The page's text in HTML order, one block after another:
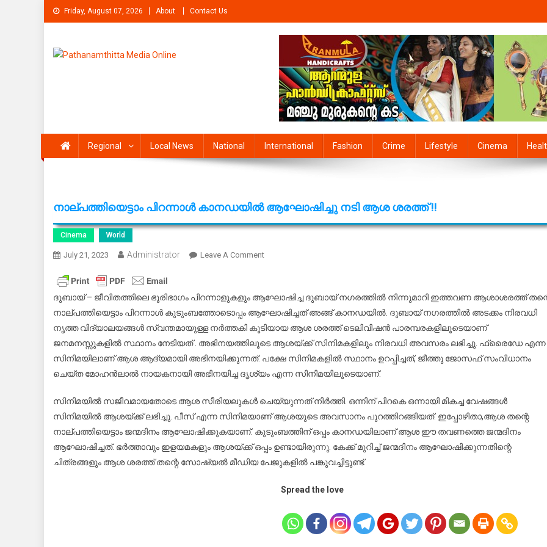
Skip
to
Friday, August 07, 2026 About Contact Us
Pathanamthitta Media Online
Regional Local News National International Fashion Crime Lifestyle Cinema
നാല്പത്തിയെട്ടാം പിറന്നാൾ കാനഡയിൽ ആഘോഷിച്ചു നടി ആശ ശരത്ത് !!
Cinema World
July 21, 2023 Administrator Leave A CommentOn
കാനഡയിൽ
ആഘോഷിച്ചു
നടി
ദുബായ് – ജീവിതത്തിലെ ഭൂരിഭാഗം പിറന്നാളുകളും ആഘോഷിച്ച ദുബായ് നഗരത്തിൽ നിന്നുമാറി ഇത്തവണ ആശാശരത്ത്
നാല്പത്തിയെട്ടാം പിറന്നാൾ കുടുംബത്തോടൊപ്പം ആഘോഷിച്ചത് അങ്ങ് കാനഡയിൽ. ദുബായ് നഗരത്തിൽ അടക്കം നിരവധി
നൃത്ത വിദ്യാലയങ്ങൾ സ്വന്തമായുള്ള നർത്തകി കൂടിയായ ആശ ശരത്ത് ടെലിവിഷൻ പാരമ്പരകളിലൂടെയാണ്
ജനമനസ്സുകളിൽ സ്ഥാനം നേടിയത് . അഭിനയത്തിലൂടെ ആശയ്ക്ക് സിനിമകളിലും നിരവധി അവസരം ലഭിച്ചു. ഫ്രൈഡേ എന്ന
സിനിമയിലാണ് ആശ ആദ്യമായി അഭിനയിക്കുന്നത്. പക്ഷേ സിനിമകളിൽ സ്ഥാനം ഉറപ്പിച്ചത്, ജീത്തു ജോസഫ് സംവിധാനം
ചെയ്ത മോഹൻലാൽ നായകനായി അഭിനയിച്ച ദൃശ്യം എന്ന സിനിമയിലൂടെയാണ്.
സിനിമയിൽ സജീവമായതോടെ ആശ സീരിയലുകൾ ചെയ്യുന്നത് നിർത്തി. ഒന്നിന് പിറകെ ഒന്നായി മികച്ച വേഷങ്ങൾ
സിനിമയിൽ ആശയ്ക്ക് ലഭിച്ചു. പീസ് എന്ന സിനിമയാണ് ആശയുടെ അവസാനം പുറത്തിറങ്ങിയത്. ഇപ്പോഴിതാ,ആശ തന്റെ
നാല്പത്തിയെട്ടാം ജന്മദിനം ആഘോഷിക്കുകയാണ്. കുടുംബത്തിന് ഒപ്പം കാനഡയിലാണ് ആശ ഈ തവണത്തെ ജന്മദിനം
ആഘോഷിച്ചത്. ഭർത്താവും ഇളയമകളും ആശയ്ക്ക് ഒപ്പം ഉണ്ടായിരുന്നു. കേക്ക് മുറിച്ച് ജന്മദിനം ആഘോഷിക്കുന്നതിന്റെ
ചിത്രങ്ങളും ആശ ശരത്ത് തന്റെ സോഷ്യൽ മീഡിയ പേജുകളിൽ പങ്കുവച്ചിട്ടുണ്ട്.
Spread the love